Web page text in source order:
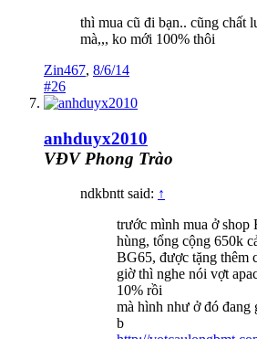
thì mua cũ đi bạn.. cũng chất
mà,,, ko mới 100% thôi
Zin467, 8/6/14
#26
anhduyx2010
VĐV Phong Trào
ndkbntt said: ↑
trước mình mua ở shop
hùng, tổng cộng 650k
BG65, được tặng thêm
giờ thì nghe nói vợt
10% rồi
mà hình như ở đó đang
b